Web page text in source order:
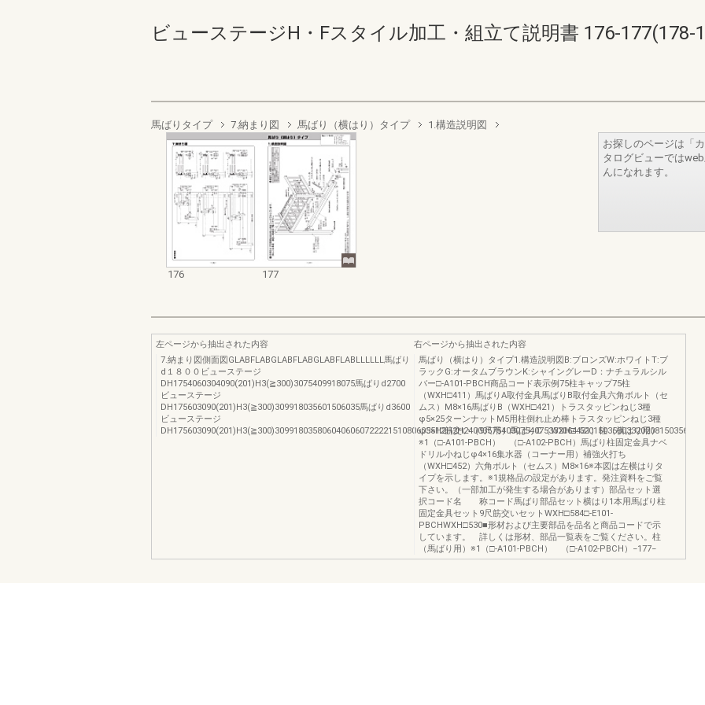
ビューステージH・Fスタイル加工・組立て説明書 176-177(178-
馬ばりタイプ 7.納まり図 馬ばり（横はり）タイプ 1.構造説明図
176 177
お探しのページは「
タログビューでは
んになれます。
左ページから抽出された内容
7.納まり図側面図GLABFLABGLABFLABGLABFLABLLLLLL馬ばり
d１８００ビューステージ
DH1754060304090(201)H3(≧300)3075409918075馬ばりd2700
ビューステージ
DH175603090(201)H3(≧300)309918035601506035馬ばりd3600
ビューステージ
右ページから抽出された内容
馬ばり（横はり）タイプ1.構造説明図B:ブロンズW:ホワイトT:ブ
ラックG:オータムブラウンK:シャイングレーD：ナチュラルシル
バー□-A101-PBCH商品コード表示例75柱キャップ75柱
（WXH□411）馬ばりA取付金具馬ばりB取付金具六角ボルト（セ
ムス）M8×16馬ばりB（WXH□421）トラスタッピンねじ3種
φ5×25ターンナットM5用柱倒れ止め棒トラスタッピンねじ3種
φ5×12筋交い（9尺用）馬ばりC（WXH□431）柱（横はり用）
※1（□-A101-PBCH） （□-A102-PBCH）馬ばり柱固定金具ナベ
ドリル小ねじφ4×16集水器（コーナー用）補強火打ち
（WXH□452）六角ボルト（セムス）M8×16※本図は左横はりタ
イプを示します。※1規格品の設定があります。発注資料をご覧
下さい。（一部加工が発生する場合があります）部品セット選
択コード名 称コード馬ばり部品セット横はり1本用馬ばり柱
固定金具セット9尺筋交いセットWXH□584□-E101-
PBCHWXH□530■形材および主要部品を品名と商品コードで示
しています。 詳しくは形材、部品一覧表をご覧ください。柱
（馬ばり用）※1（□-A101-PBCH） （□-A102-PBCH）−177−